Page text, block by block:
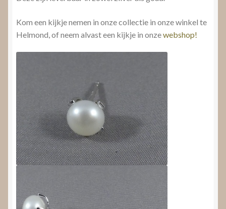
Kom een kijkje nemen in onze collectie in onze winkel te
Helmond, of neem alvast een kijkje in onzewebshop!